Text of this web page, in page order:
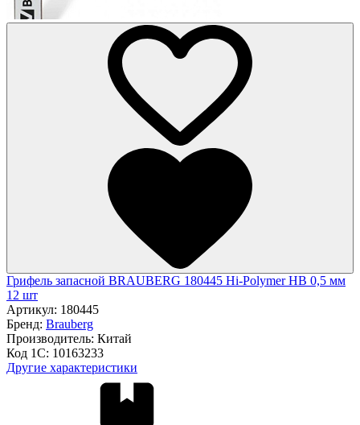
Грифель запасной BRAUBERG 180445 Hi-Polymer HB 0,5 мм
12 шт
Артикул: 180445
Бренд: Brauberg
Производитель: Китай
Код 1С: 10163233
Другие характеристики